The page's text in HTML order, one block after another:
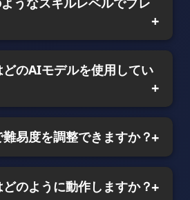
のAIモデルを使用してい
易度を調整できますか？
のように動作しますか？